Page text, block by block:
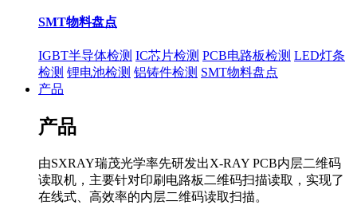
SMT物料盘点
IGBT半导体检测 IC芯片检测 PCB电路板检测 LED灯条
检测 锂电池检测 铝铸件检测 SMT物料盘点
产品
产品
由SXRAY瑞茂光学率先研发出X-RAY PCB内层二维码
读取机，主要针对印刷电路板二维码扫描读取，实现了
在线式、高效率的内层二维码读取扫描。